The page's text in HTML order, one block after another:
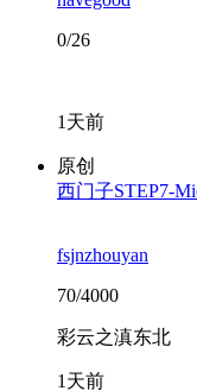
0/26
1天前
原创
西门子STEP7-
fsjnzhouyan
70/4000
彩云之滇东北
1天前